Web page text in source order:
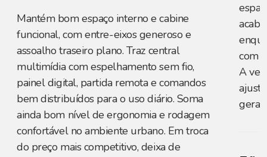
Mantém bom espaço interno e cabine
funcional, com entre-eixos generoso e
assoalho traseiro plano. Traz central
multimídia com espelhamento sem fio,
painel digital, partida remota e comandos
bem distribuídos para o uso diário. Soma
ainda bom nível de ergonomia e rodagem
confortável no ambiente urbano. Em troca
do preço mais competitivo, deixa de
com
A
geral.